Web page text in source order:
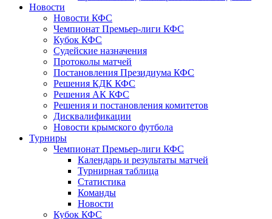
Новости
Новости КФС
Чемпионат Премьер-лиги КФС
Кубок КФС
Судейские назначения
Протоколы матчей
Постановления Президиума КФС
Решения КДК КФС
Решения АК КФС
Решения и постановления комитетов
Дисквалификации
Новости крымского футбола
Турниры
Чемпионат Премьер-лиги КФС
Календарь и результаты матчей
Турнирная таблица
Статистика
Команды
Новости
Кубок КФС